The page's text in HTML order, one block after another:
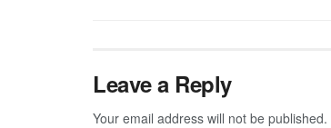
Leave a Reply
Your email address will not be published.